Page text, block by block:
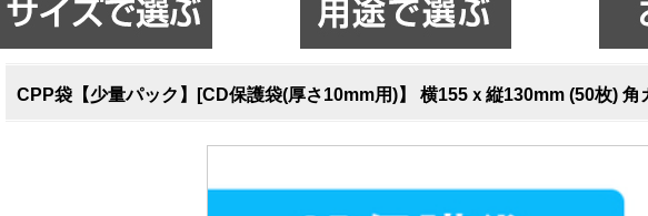
CPP袋【少量パック】[CD保護袋(厚さ10mm用)】 横155ｘ縦130mm (50枚)